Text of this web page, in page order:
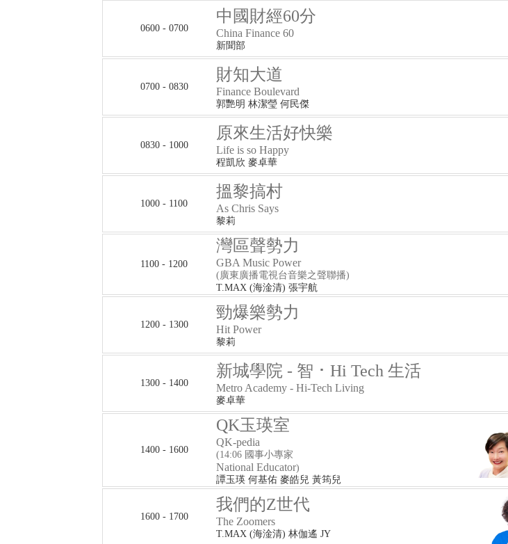
0600 - 0700
中國財經60分
China Finance 60
新聞部
0700 - 0830
財知大道
Finance Boulevard
郭艷明 林潔瑩 何民傑
0830 - 1000
原來生活好快樂
Life is so Happy
程凱欣 麥卓華
1000 - 1100
搵黎搞村
As Chris Says
黎莉
1100 - 1200
灣區聲勢力
GBA Music Power
(廣東廣播電視台音樂之聲聯播)
T.MAX (海淦清) 張宇航
1200 - 1300
勁爆樂勢力
Hit Power
黎莉
1300 - 1400
新城學院 - 智 ･ Hi Tech 生活
Metro Academy - Hi-Tech Living
麥卓華
1400 - 1600
QK玉瑛室
QK-pedia
(14:06 國事小專家
National Educator)
譚玉瑛 何基佑 麥皓兒 黃筠兒
1600 - 1700
我們的Z世代
The Zoomers
T.MAX (海淦清) 林伽遙 JY